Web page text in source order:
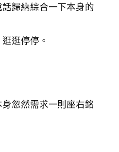
歸納綜合一下本身的
逛停停。
忽然需求一則座右銘